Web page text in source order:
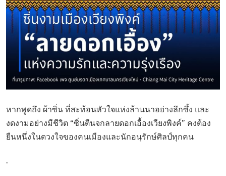
หากพูดถึง ผ้าซิ่น ที่สะท้อนหัวใจแห่งล้านนาอย่างลึกซึ้ง และ
งดงามอย่างมีชีวิต “ซิ่นตีนจกลายดอกเอื้องเวียงพิงค์” คงต้อง
ยืนหนึ่งในดวงใจของคนเมืองและนักอนุรักษ์ศิลป์ทุกคน
.